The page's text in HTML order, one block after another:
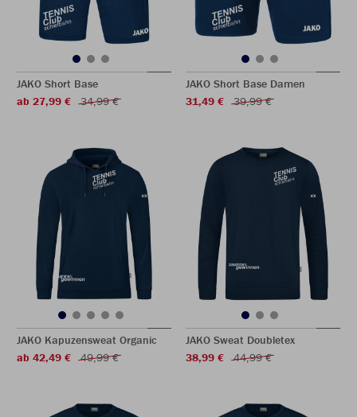
JAKO Short Base
ab 27,99 €
34,99 €
JAKO Short Base Damen
31,49 €
39,99 €
JAKO Kapuzensweat Organic
ab 42,49 €
49,99 €
JAKO Sweat Doubletex
38,99 €
44,99 €